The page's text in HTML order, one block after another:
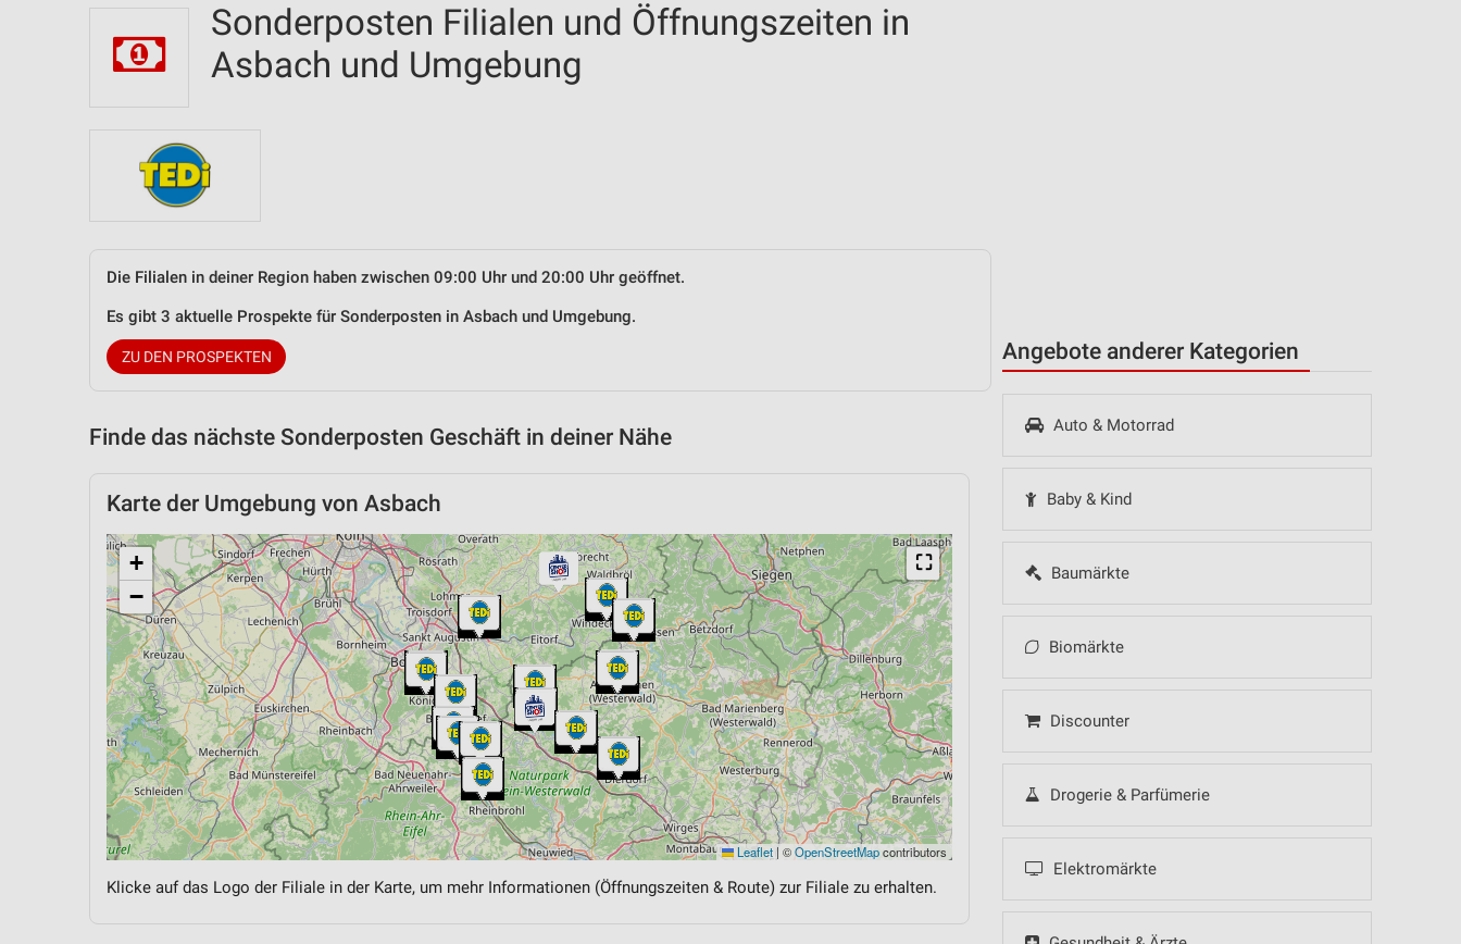
Angebote anderer Kategorien
Auto & Motorrad
Baby & Kind
Baumärkte
Biomärkte
Discounter
Drogerie & Parfümerie
Elektromärkte
Sonderposten Filialen und Öffnungszeiten in
Asbach und Umgebung
Die Filialen in deiner Region haben zwischen 09:00 Uhr und 20:00 Uhr geöffnet.
Es gibt 3 aktuelle Prospekte für Sonderposten in Asbach und Umgebung.
ZU DEN PROSPEKTEN
Finde das nächste Sonderposten Geschäft in deiner Nähe
Karte der Umgebung von Asbach
⛶
+
−
Leaflet | ©OpenStreetMapcontributors
Klicke auf das Logo der Filiale in der Karte, um mehr Informationen (Öffnungszeiten & Route) zur Filiale zu erhalten.